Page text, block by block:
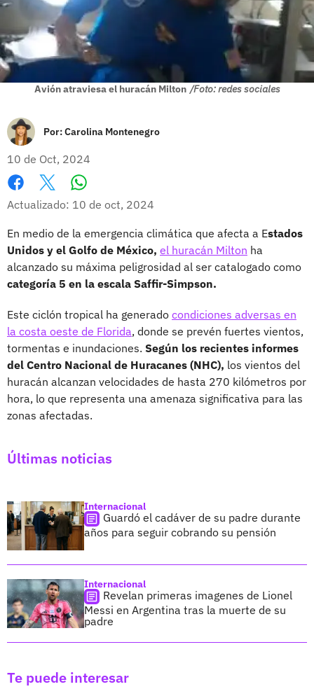
Avión atraviesa el huracán Milton /Foto: redes sociales
Por:Carolina Montenegro
10 de Oct, 2024
Facebook
X
Actualizado: 10 de oct, 2024
En medio de la emergencia climática que afecta a Estados
Unidos y el Golfo de México, el huracán Milton ha
alcanzado su máxima peligrosidad al ser catalogado como
categoría 5 en la escala Saffir-Simpson.
Este ciclón tropical ha generado condiciones adversas en
la costa oeste de Florida, donde se prevén fuertes vientos,
tormentas e inundaciones. Según los recientes informes
del Centro Nacional de Huracanes (NHC), los vientos del
huracán alcanzan velocidades de hasta 270 kilómetros por
hora, lo que representa una amenaza significativa para las
zonas afectadas.
Últimas noticias
Internacional
Guardó el cadáver de su padre durante
años para seguir cobrando su pensión
Internacional
Revelan primeras imagenes de Lionel
Messi en Argentina tras la muerte de su
padre
Te puede interesar